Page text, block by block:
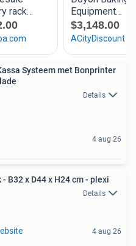
Systeem met Bonprinter
Details
4 aug 26
- B32 x D44 x H24 cm - plexi
Details
4 aug 26